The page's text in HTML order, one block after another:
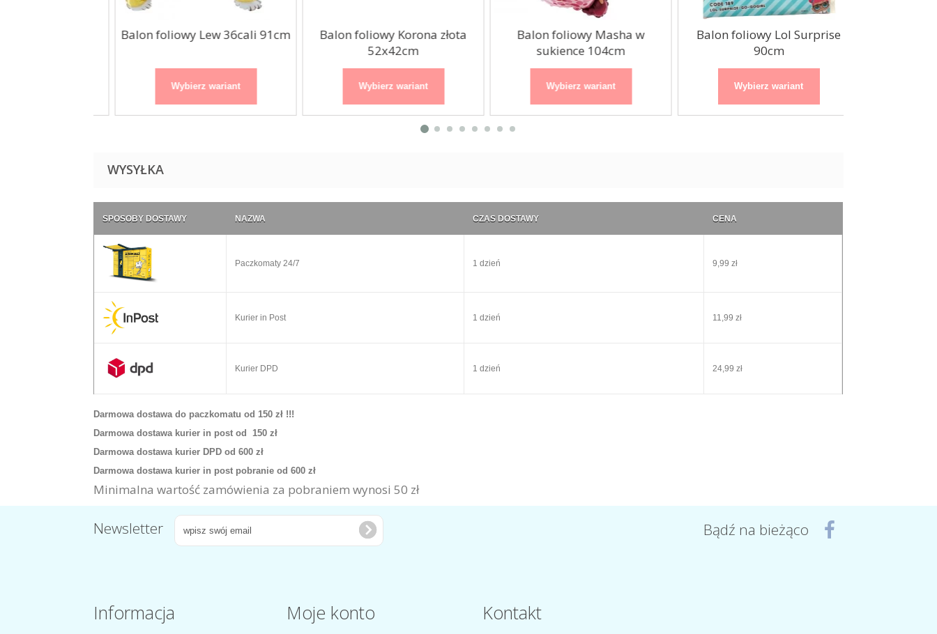
Balon foliowy Lew 36cali 91cm
Wybierz wariant
Balon foliowy Korona złota
52x42cm
Wybierz wariant
Balon foliowy Masha w
sukience 104cm
Wybierz wariant
Balon foliowy Lol Surprise
90cm
Wybierz wariant
WYSYŁKA
SPOSOBY DOSTAWY NAZWA CZAS DOSTAWY CENA
Paczkomaty 24/7 1 dzień 9,99 zł
Kurier in Post 1 dzień 11,99 zł
Kurier DPD 1 dzień 24,99 zł
Darmowa dostawa do paczkomatu od 150 zł !!!
Darmowa dostawa kurier in post od 150 zł
Darmowa dostawa kurier DPD od 600 zł
Darmowa dostawa kurier in post pobranie od 600 zł
Minimalna wartość zamówienia za pobraniem wynosi 50 zł
Newsletter Bądź na bieżąco
Informacja Moje konto Kontakt